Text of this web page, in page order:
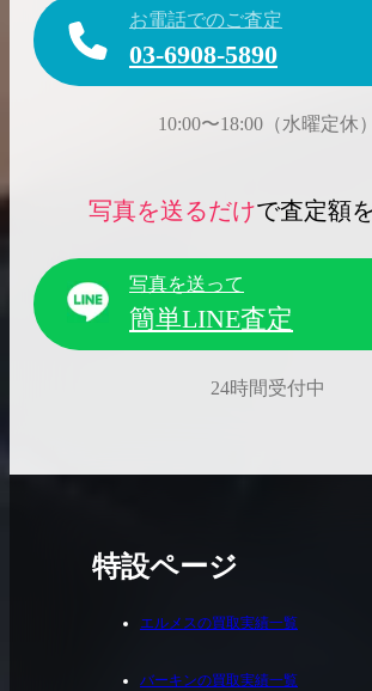
お電話でのご査定
03-6908-5890
10:00〜18:00（水曜定休）
写真を送るだけで査定額
写真を送って
簡単LINE査定
24時間受付中
特設ページ
エルメスの買取実績一覧
バーキンの買取実績一覧